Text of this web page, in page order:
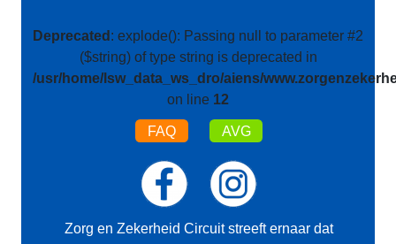
Deprecated : explode(): Passing null to parameter #2
($string) of type string is deprecated in
/usr/home/lsw_data_ws_dro/aiens/
on line 12
FAQ AVG
Zorg en Zekerheid Circuit streeft ernaar dat